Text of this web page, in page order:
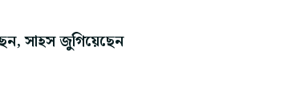
সাহস জুগিয়েছেন